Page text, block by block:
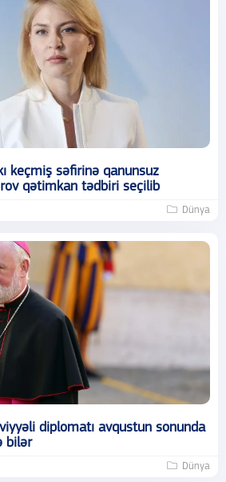
keçmiş səfirinə qanunsuz
qətimkan tədbiri seçilib
Dünya
diplomatı avqustun sonunda
bilər
Dünya